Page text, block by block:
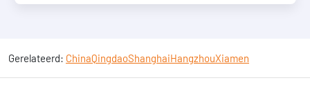
Gerelateerd: ChinaQingdaoShanghaiHangzhouXiamen